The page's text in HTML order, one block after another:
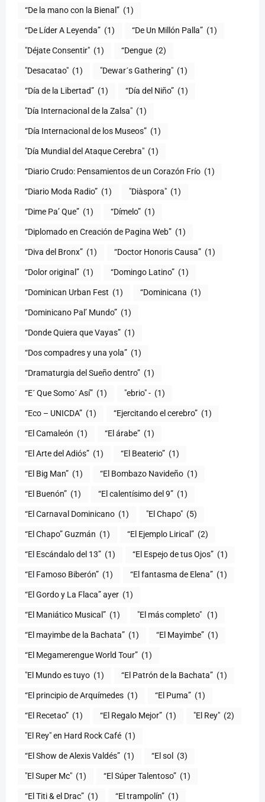
(1)
“De Líder A Leyenda” (1) “De Un Millón Palla” (1)
"Déjate Consentir" (1) “Dengue (2)
"Desacatao" (1) "Dewar´s Gathering" (1)
(1) “Día del Niño” (1)
"Día Internacional de la Zalsa" (1)
“Día Internacional de los Museos” (1)
"Día Mundial del Ataque Cerebra" (1)
“Diario Crudo: Pensamientos de un Corazón Frío (1)
“Diario Moda Radio” (1) (1)
“Dime Pa’ Que” (1) “Dímelo” (1)
“Diplomado en Creación de Pagina Web” (1)
“Diva del Bronx” (1) “Doctor Honoris Causa” (1)
“Dolor original” (1) “Domingo Latino” (1)
“Dominican Urban Fest (1) “Dominicana (1)
“Dominicano Pal’ Mundo” (1)
“Donde Quiera que Vayas” (1)
“Dos compadres y una yola” (1)
“Dramaturgia del Sueño dentro” (1)
“E´ Que Somo´ Así” (1) "ebrio" - (1)
“Eco – UNICDA” (1) “Ejercitando el cerebro” (1)
“El Camaleón (1) “El árabe” (1)
“El Arte del Adiós” (1) “El Beaterio” (1)
“El Big Man” (1) “El Bombazo Navideño (1)
“El Buenón” (1) “El calentísimo del 9” (1)
“El Carnaval Dominicano (1) "El Chapo" (5)
“El Chapo” Guzmán (1) “El Ejemplo Lirical” (2)
“El Escándalo del 13” (1) “El Espejo de tus Ojos” (1)
“El Famoso Biberón” (1) “El fantasma de Elena” (1)
“El Gordo y La Flaca” ayer (1)
“El Maniático Musical” (1) "El más completo" ​ (1)
“El mayimbe de la Bachata” (1) “El Mayimbe” (1)
“El Megamerengue World Tour” (1)
"El Mundo es tuyo (1) “El Patrón de la Bachata” (1)
“El principio de Arquímedes (1) “El Puma” (1)
“El Recetao” (1) “El Regalo Mejor” (1) "El Rey" (2)
"El Rey" en Hard Rock Café (1)
“El Show de Alexis Valdés” (1) “El sol (3)
"El Super Mc" (1) (1)
“El Titi & el Drac” (1) “El trampolín” (1)